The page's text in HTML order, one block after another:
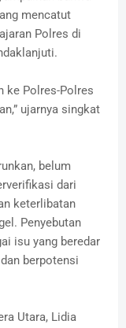
mencatut
Polres di
ke Polres-Polres
ujarnya singkat
belum
dari
keterlibatan
Penyebutan
isu yang beredar
berpotensi
Utara, Lidia